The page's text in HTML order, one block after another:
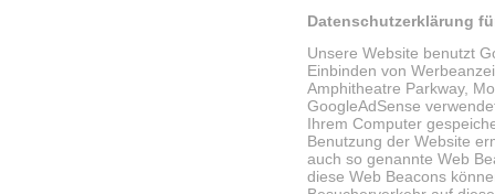
Datenschutzerklärung
Unsere Website benutzt
Einbinden von
Amphitheatre Parkway,
GoogleAdSense
Ihrem Computer
Benutzung der Website
auch so genannte Web
diese Web Beacons